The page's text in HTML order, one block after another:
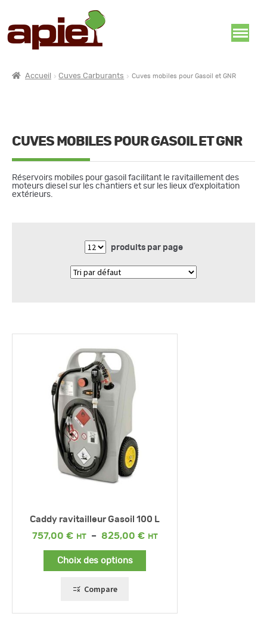
Accueil Cuves Carburants Cuves mobiles pour Gasoil et GNR
CUVES MOBILES POUR GASOIL ET GNR
Réservoirs mobiles pour gasoil facilitant le ravitaillement des
moteurs diesel sur les chantiers et sur les lieux d’exploitation
extérieurs.
produits par page
Caddy ravitailleur Gasoil 100 L
757,00 € – 825,00 €
Plage
Choix des options
Compare